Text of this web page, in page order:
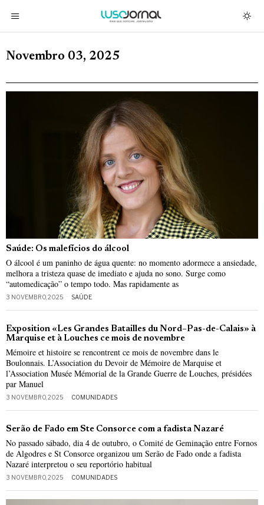
Novembro 03, 2025
Saúde: Os malefícios do álcool
O álcool é um paninho de água quente: no momento adormece a ansiedade,
melhora a tristeza quase de imediato e ajuda no sono. Surge como
“automedicação” o tempo todo. Mas rapidamente as
3 NOVEMBRO, 2025 SAÚDE
Exposition «Les Grandes Batailles du Nord–Pas-de-Calais» à
Marquise et à Louches ce mois de novembre
Mémoire et histoire se rencontrent ce mois de novembre dans le
Boulonnais. L’Association du Devoir de Mémoire de Marquise et
l’Association Musée Mémorial de la Grande Guerre de Louches, présidées
par Manuel
3 NOVEMBRO, 2025 COMUNIDADES
Serão de Fado em Ste Consorce com a fadista Nazaré
No passado sábado, dia 4 de outubro, o Comité de Geminação entre Fornos
de Algodres e St Consorce organizou um Serão de Fado onde a fadista
Nazaré interpretou o seu reportório habitual
3 NOVEMBRO, 2025 COMUNIDADES